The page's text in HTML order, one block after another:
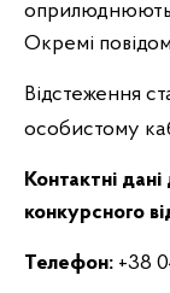
Окремі
Відстеження
особистому
Контактні
конкурсного
Телефон: +38